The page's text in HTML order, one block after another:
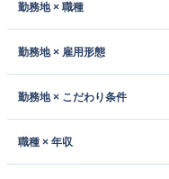
勤務地 × 職種
勤務地 × 雇用形態
勤務地 × こだわり条件
職種 × 年収